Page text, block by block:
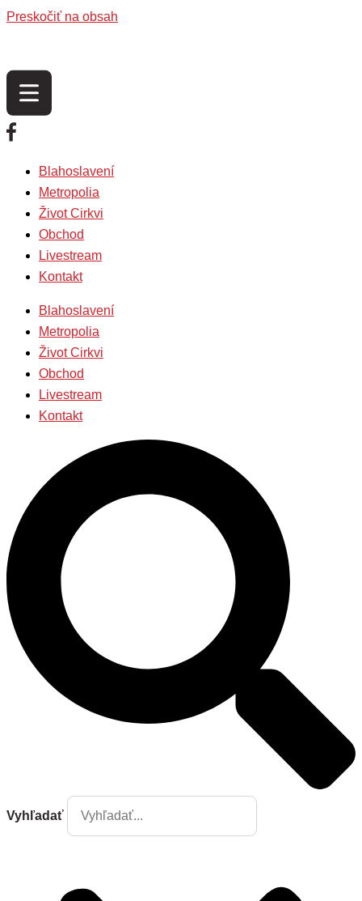
Preskočiť na obsah
Blahoslavení
Metropolia
Život Cirkvi
Obchod
Livestream
Kontakt
Blahoslavení
Metropolia
Život Cirkvi
Obchod
Livestream
Kontakt
Vyhľadať